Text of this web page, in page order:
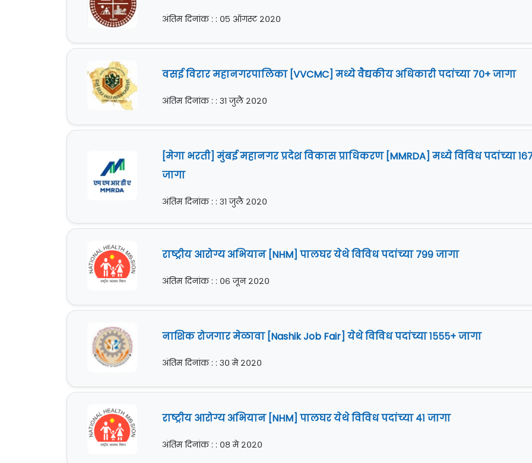
अंतिम दिनांक : : ०५ ऑगस्ट २०२०
वसई विरार महानगरपालिका [VVCMC] मध्ये वैद्यकीय अधिकारी पदांच्या ७०+ जागा
अंतिम दिनांक : : ३१ जुलै २०२०
[मेगा भरती] मुंबई महानगर प्रदेश विकास प्राधिकरण [MMRDA] मध्ये विविध पदांच्या
जागा
अंतिम दिनांक : : ३१ जुलै २०२०
राष्ट्रीय आरोग्य अभियान [NHM] पालघर येथे विविध पदांच्या ७९९ जागा
अंतिम दिनांक : : ०६ जून २०२०
नाशिक रोजगार मेळावा [Nashik Job Fair] येथे विविध पदांच्या १५५५+ जागा
अंतिम दिनांक : : ३० मे २०२०
राष्ट्रीय आरोग्य अभियान [NHM] पालघर येथे विविध पदांच्या ४१ जागा
अंतिम दिनांक : : ०८ मे २०२०